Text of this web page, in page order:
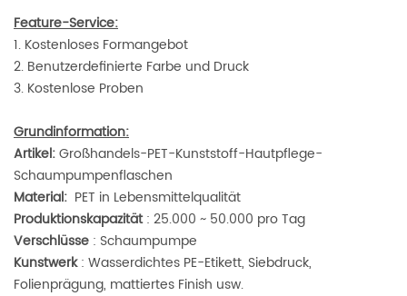
Feature-Service:
1. Kostenloses Formangebot
2. Benutzerdefinierte Farbe und Druck
3. Kostenlose Proben
Grundinformation:
Artikel:Großhandels-PET-Kunststoff-Hautpflege-
Schaumpumpenflaschen
Material: PET in Lebensmittelqualität
Produktionskapazität: 25.000 ~ 50.000 pro Tag
Verschlüsse : Schaumpumpe
Kunstwerk: Wasserdichtes PE-Etikett, Siebdruck,
Folienprägung, mattiertes Finish usw.